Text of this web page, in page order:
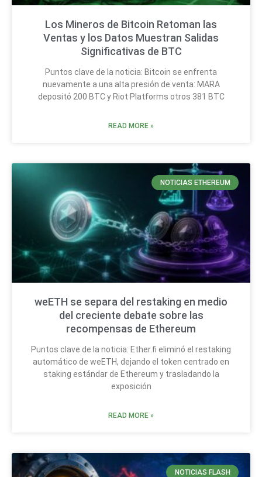
Los Mineros de Bitcoin Retoman las
Ventas y los Datos Muestran Salidas
Significativas de BTC
Puntos clave de la noticia: Bitcoin se enfrenta
nuevamente a una alta presión de venta: MARA
depositó 200 BTC y Riot Platforms otros 381 BTC
READ MORE »
NOTICIAS ETHEREUM
weETH se separa del restaking en medio
del creciente debate sobre las
recompensas de Ethereum
Puntos clave de la noticia: Ether.fi eliminó el restaking
automático de weETH, dejando el token centrado en
staking estándar de Ethereum y trasladando la
exposición
READ MORE »
NOTICIAS FLASH